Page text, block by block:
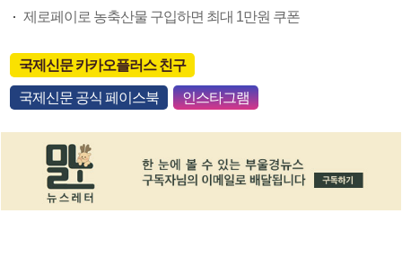
제로페이로 농축산물 구입하면 최대 1만원 쿠폰
국제신문 카카오플러스 친구
국제신문 공식 페이스북 인스타그램